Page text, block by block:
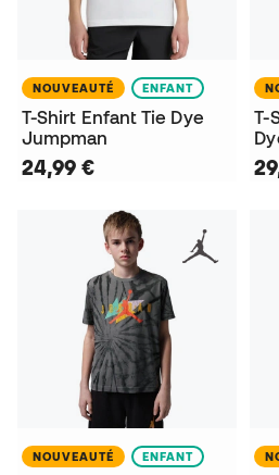
NOUVEAUTÉ ENFANT
T-Shirt Enfant Tie Dye
Jumpman
24,99 €
T-
NOUVEAUTÉ ENFANT